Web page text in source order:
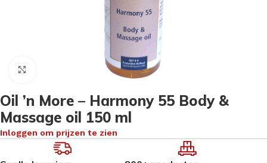
Klik om te vergroten
Oil ’n More – Harmony 55 Body &
Massage oil 150 ml
Inloggen om prijzen te zien